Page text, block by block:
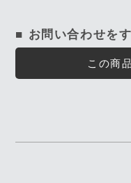
■ お問い合わせを
この商